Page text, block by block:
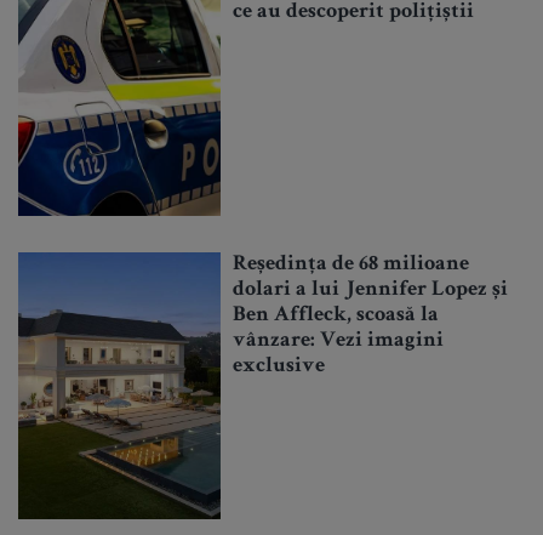
ce au descoperit polițiștii
Reședința de 68 milioane
dolari a lui Jennifer Lopez și
Ben Affleck, scoasă la
vânzare: Vezi imagini
exclusive